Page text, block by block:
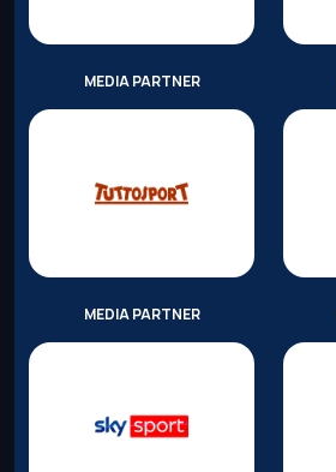
MEDIA PARTNER
MEDIA PARTNER